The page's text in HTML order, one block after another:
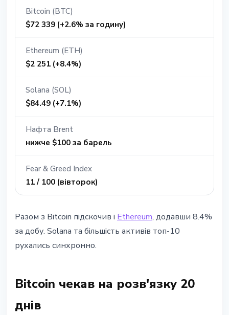
Bitcoin (BTC)
$72 339 (+2.6% за годину)
Ethereum (ETH)
$2 251 (+8.4%)
Solana (SOL)
$84.49 (+7.1%)
Нафта Brent
нижче $100 за барель
Fear & Greed Index
11 / 100 (вівторок)
Разом з Bitcoin підскочив і Ethereum, додавши 8.4%
за добу. Solana та більшість активів топ-10
рухались синхронно.
Bitcoin чекав на розв'язку 20
днів